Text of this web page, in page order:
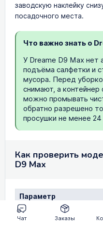
Заказы
Чат
заводскую наклейку
посадочного места.
Что важно знать о
У Dreame D9 Max нет
подъёма салфетки и
мусора. Перед
снимают, а
можно промывать
обратно разрешено
просушки не менее 24
Как проверить
D9 Max
Параметр
Полное название